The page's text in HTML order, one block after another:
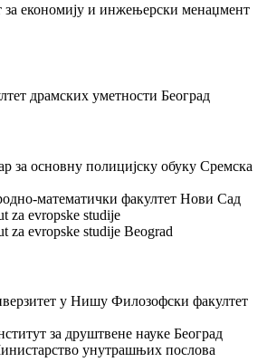
за економију и инжењерски менаџмент
драмских уметности Београд
за основну полицијску обуку Сремска
математички факултет Нови Сад
za evropske studije
za evropske studije Beograd
у Нишу Филозофски факултет
за друштвене науке Београд
унутрашњих послова